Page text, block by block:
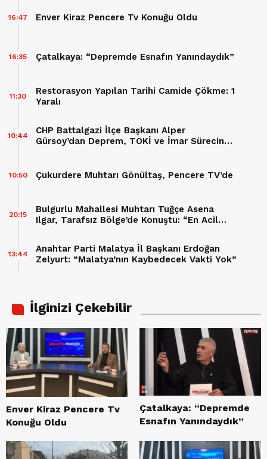
Enver Kiraz Pencere Tv Konuğu Oldu
16:47
Çatalkaya: “Depremde Esnafın Yanındaydık”
16:35
Restorasyon Yapılan Tarihi Camide Çökme: 1
Yaralı
11:30
CHP Battalgazi İlçe Başkanı Alper
Gürsoy’dan Deprem, TOKİ ve İmar Sürecine
10:44
Çukurdere Muhtarı Gönültaş, Pencere TV’de
10:50
Bulgurlu Mahallesi Muhtarı Tuğçe Asena
Ilgar, Tarafsız Bölge’de Konuştu: “En Acil
20:15
Anahtar Parti Malatya İl Başkanı Erdoğan
Zelyurt: “Malatya’nın Kaybedecek Vakti Yok”
13:44
İlginizi Çekebilir
Enver Kiraz Pencere Tv
Konuğu Oldu
Çatalkaya: “Depremde
Esnafın Yanındaydık”